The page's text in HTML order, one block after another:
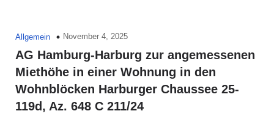
Allgemein November 4, 2025
AG Hamburg-Harburg zur angemessenen
Miethöhe in einer Wohnung in den
Wohnblöcken Harburger Chaussee 25-
119d, Az. 648 C 211/24